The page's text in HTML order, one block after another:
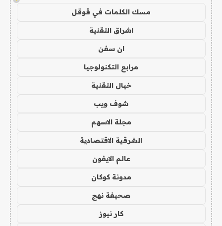
مسك الكلمات في قوقل
اشراق التقنية
ان سفن
مرابع التكنولوجيا
خيال التقنية
شوف ويب
مجلة الاسهم
الشرقية الاقتصادية
عالم الايفون
مدونة كوكان
صحيفة نهج
كار نيوز